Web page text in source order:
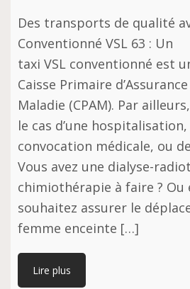
Des transports de qualité
Conventionné VSL 63 : Un
taxi VSL conventionné est
Caisse Primaire d’Assurance
Maladie (CPAM). Par
le cas d’une hospitalisation,
convocation médicale, ou
Vous avez une dialyse-
chimiothérapie à faire ? Ou
souhaitez assurer le
femme enceinte […]
Lire plus